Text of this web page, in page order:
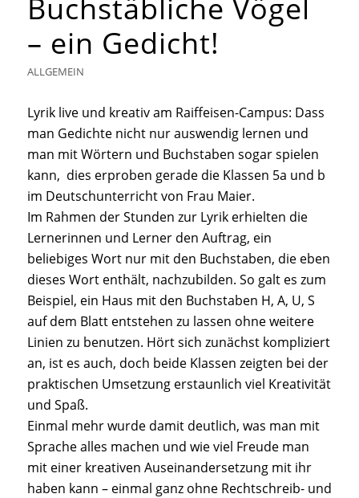
Buchstäbliche Vögel
– ein Gedicht!
ALLGEMEIN
Lyrik live und kreativ am Raiffeisen-Campus: Dass
man Gedichte nicht nur auswendig lernen und
man mit Wörtern und Buchstaben sogar spielen
kann, dies erproben gerade die Klassen 5a und b
im Deutschunterricht von Frau Maier.
Im Rahmen der Stunden zur Lyrik erhielten die
Lernerinnen und Lerner den Auftrag, ein
beliebiges Wort nur mit den Buchstaben, die eben
dieses Wort enthält, nachzubilden. So galt es zum
Beispiel, ein Haus mit den Buchstaben H, A, U, S
auf dem Blatt entstehen zu lassen ohne weitere
Linien zu benutzen. Hört sich zunächst kompliziert
an, ist es auch, doch beide Klassen zeigten bei der
praktischen Umsetzung erstaunlich viel Kreativität
und Spaß.
Einmal mehr wurde damit deutlich, was man mit
Sprache alles machen und wie viel Freude man
mit einer kreativen Auseinandersetzung mit ihr
haben kann – einmal ganz ohne Rechtschreib- und